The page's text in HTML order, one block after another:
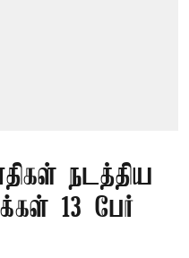
நடத்திய
13 பேர்